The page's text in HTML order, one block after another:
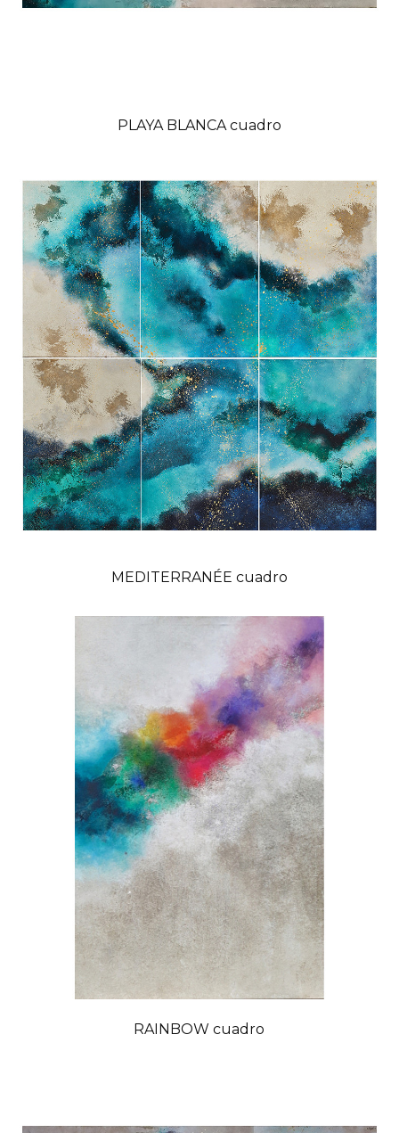
PLAYA BLANCA cuadro
MEDITERRANÉE cuadro
RAINBOW cuadro